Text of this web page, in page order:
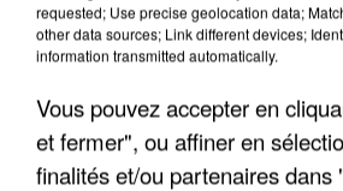
APRÈS TOUTES CES
DE FAUNE SAUVAGE SONT...
requested; Use precise geolocation data;
other data sources; Link different devices;
information transmitted automatically.
Vous pouvez accepter en
et fermer", ou affiner en
finalités et/ou partenaires dans